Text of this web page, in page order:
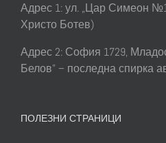
Адрес 1: ул. „Цар Симеон
Христо Ботев)
Адрес 2: София 1729,
Белов” – последна спирка
ПОЛЕЗНИ СТРАНИЦИ